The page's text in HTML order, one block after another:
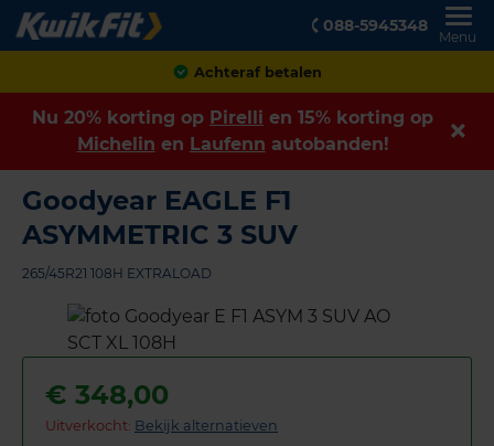
088-5945348
Menu
Klanten geven ons een
Nu 20% korting op Pirelli en 15% korting op
Michelin en Laufenn autobanden!
Goodyear EAGLE F1
ASYMMETRIC 3 SUV
265/45R21 108H EXTRALOAD
€ 348,00
Uitverkocht: Bekijk alternatieven